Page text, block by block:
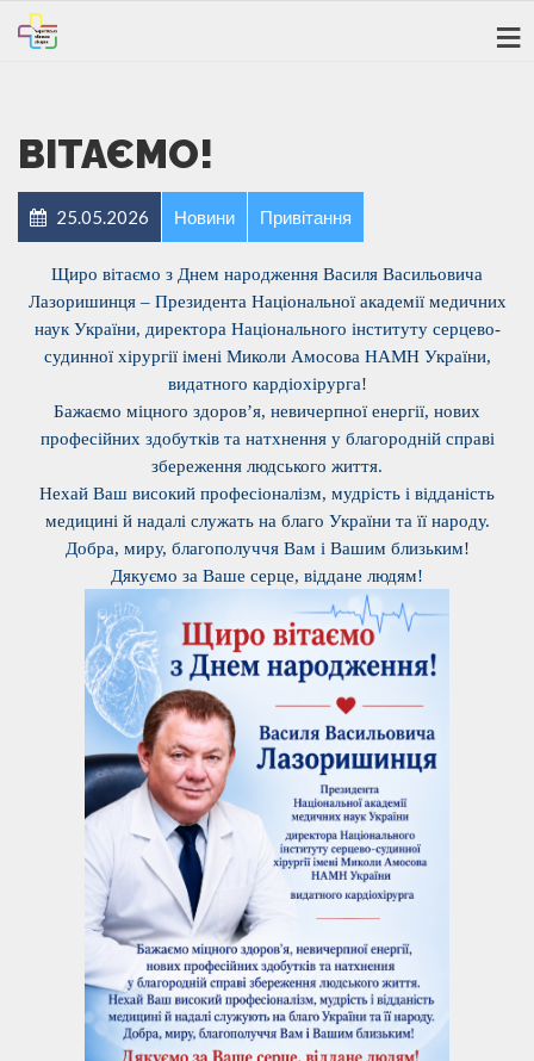
ВІТАЄМО!
25.05.2026 Новини Привітання
Щиро вітаємо з Днем народження Василя Васильовича
Лазоришинця – Президента Національної академії медичних
наук України, директора Національного інституту серцево-
судинної хірургії імені Миколи Амосова НАМН України,
видатного кардіохірурга!
Бажаємо міцного здоров’я, невичерпної енергії, нових
професійних здобутків та натхнення у благородній справі
збереження людського життя.
Нехай Ваш високий професіоналізм, мудрість і відданість
медицині й надалі служать на благо України та її народу.
Добра, миру, благополуччя Вам і Вашим близьким!
Дякуємо за Ваше серце, віддане людям!